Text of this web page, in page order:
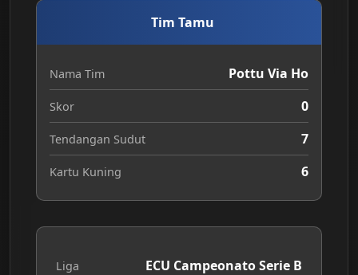
Tim Tamu
Nama Tim Pottu Via Ho
Skor 0
Tendangan Sudut 7
Kartu Kuning 6
Liga ECU Campeonato Serie B